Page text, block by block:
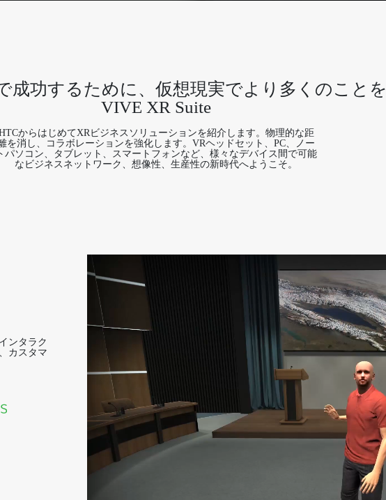
成功するために、仮想現実でより多くのことを
VIVE XR Suite
からはじめてXRビジネスソリューションを紹介します。物理的な距
を消し、コラボレーションを強化します。VRヘッドセット、PC、ノー
パソコン、タブレット、スマートフォンなど、様々なデバイス間で可能
なビジネスネットワーク、想像性、生産性の新時代へようこそ。
ンタラク
カスタマ